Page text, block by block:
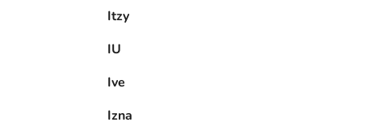
Itzy
IU
Ive
Izna